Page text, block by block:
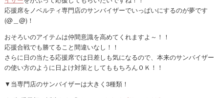
応援席をノベルティ専門店のサンバイザーでいっぱいにするのが夢です
(@＿@)！
おそろいのアイテムは仲間意識を高めてくれますよ～！！
応援合戦でも勝てること間違いなし！！
さらに日の当たる応援席では日差しも気になるので、本来のサンバイザー
の使い方のように日よけ対策としてももちろんＯＫ！！
▼当専門店のサンバイザーは大きく3種類！